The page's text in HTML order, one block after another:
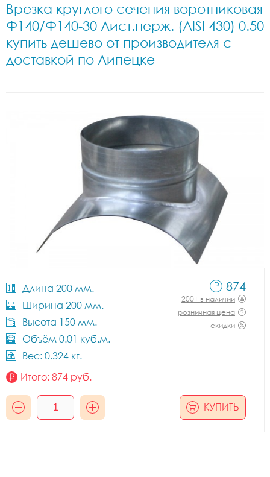
Врезка круглого сечения воротниковая
Ф140/Ф140-30 Лист.нерж. (AISI 430) 0.50
купить дешево от производителя с
доставкой по Липецке
Длина 200 мм.
Ширина 200 мм.
Высота 150 мм.
Объём 0.01 куб.м.
Вес: 0.324 кг.
874
200+ в наличии
розничная цена
скидки
Итого: 874 руб.
КУПИТЬ